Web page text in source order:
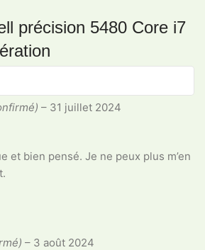
précision 5480 Core i7
– 31 juillet 2024
et bien pensé. Je ne peux plus m’en
– 3 août 2024